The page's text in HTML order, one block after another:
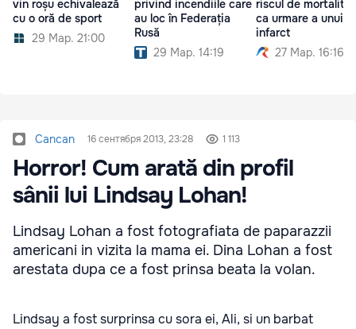
vin roșu echivalează
cu o oră de sport
29 Мар. 21:00
privind incendiile care
au loc în Federația
Rusă
29 Мар. 14:19
riscul de
ca urmare a unui
infarct
27 Мар. 16:16
Cancan 16 сентября 2013, 23:28 1 113
Horror! Cum arată din profil
sânii lui Lindsay Lohan!
Lindsay Lohan a fost fotografiata de paparazzii
americani in vizita la mama ei. Dina Lohan a fost
arestata dupa ce a fost prinsa beata la volan.
Lindsay a fost surprinsa cu sora ei, Ali, si un barbat